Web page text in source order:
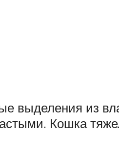
выделения из
Кошка